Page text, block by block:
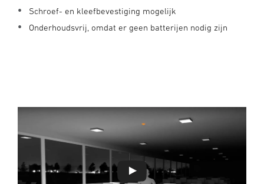
Schroef- en kleefbevestiging mogelijk
Onderhoudsvrij, omdat er geen batterijen nodig zijn